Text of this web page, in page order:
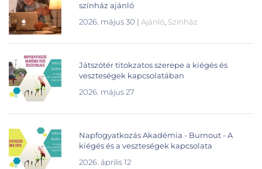
színház ajánló
2026. május 30 | Ajánló Színház
Játszótér titokzatos szerepe a kiégés és
veszteségek kapcsolatában
2026. május 27
Napfogyatkozás Akadémia - Burnout - A
kiégés és a veszteségek kapcsolata
2026. április 12